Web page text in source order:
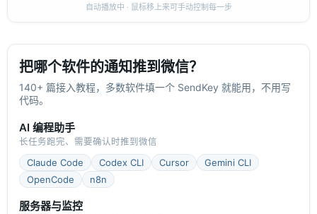
自动播放中 · 鼠标移上来可手动控制每一步
把哪个软件的通知推到微信？
140+ 篇接入教程，多数软件填一个 SendKey 就能用，不用写
代码。
AI 编程助手
长任务跑完、需要确认时推到微信
Claude Code Codex CLI Cursor
Gemini CLI
OpenCode
n8n
服务器与监控